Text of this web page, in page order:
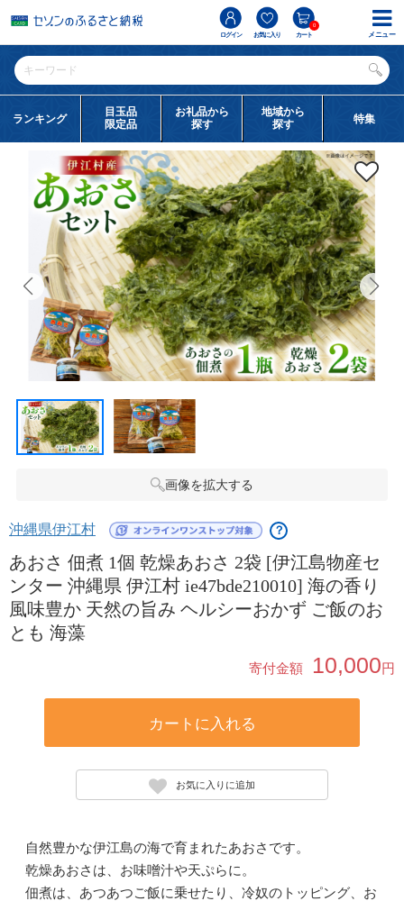
ログイン お気に入り カート
0
ランキング
目玉品
限定品
お礼品から
探す
地域から
探す
特集
画像を拡大する
沖縄県伊江村 ？
あおさ 佃煮 1個 乾燥あおさ 2袋 [伊江島物産セ
ンター 沖縄県 伊江村 ie47bde210010] 海の香り
風味豊か 天然の旨み ヘルシーおかず ご飯のお
とも 海藻
寄付金額 10,000円
カートに入れる
お気に入りに追加
自然豊かな伊江島の海で育まれたあおさです。
乾燥あおさは、お味噌汁や天ぷらに。
佃煮は、あつあつご飯に乗せたり、冷奴のトッピング、お
メニュー